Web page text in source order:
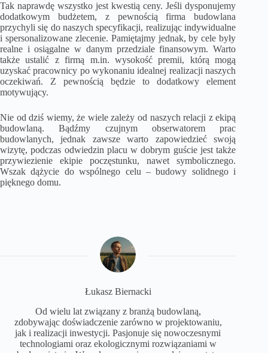
Tak naprawdę wszystko jest kwestią ceny. Jeśli dysponujemy
dodatkowym budżetem, z pewnością firma budowlana
przychyli się do naszych specyfikacji, realizując indywidualne
i spersonalizowane zlecenie. Pamiętajmy jednak, by cele były
realne i osiągalne w danym przedziale finansowym. Warto
także ustalić z firmą m.in. wysokość premii, którą mogą
uzyskać pracownicy po wykonaniu idealnej realizacji naszych
oczekiwań. Z pewnością będzie to dodatkowy element
motywujący.
Nie od dziś wiemy, że wiele zależy od naszych relacji z ekipą
budowlaną. Bądźmy czujnym obserwatorem prac
budowlanych, jednak zawsze warto zapowiedzieć swoją
wizytę, podczas odwiedzin placu w dobrym guście jest także
przywiezienie ekipie poczęstunku, nawet symbolicznego.
Wszak dążycie do wspólnego celu – budowy solidnego i
pięknego domu.
Łukasz Biernacki
Od wielu lat związany z branżą budowlaną,
zdobywając doświadczenie zarówno w projektowaniu,
jak i realizacji inwestycji. Pasjonuje się nowoczesnymi
technologiami oraz ekologicznymi rozwiązaniami w